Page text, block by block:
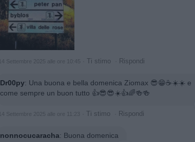
14 Settembre 2025 alle ore 10:45 Ti stimo Rispondi
Dr00py: Una buona e bella domenica Ziomax 😎😁☕☀️☀️ e
come sempre un buon tutto 👍😎😎☀️👍🌈🍻🍻
14 Settembre 2025 alle ore 11:23 Ti stimo Rispondi
nonnocucaracha: Buona domenica